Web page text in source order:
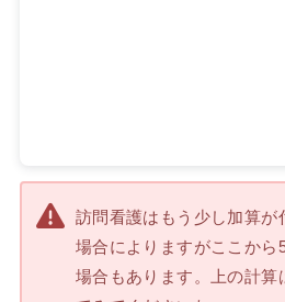
訪問看護はもう少し加算が
場合によりますがここから
場合もあります。上の計算